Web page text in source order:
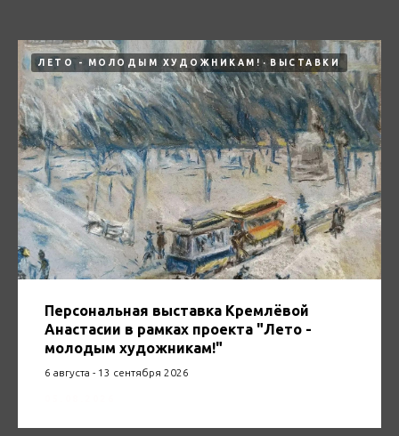
ЛЕТО - МОЛОДЫМ ХУДОЖНИКАМ! ВЫСТАВКИ
Персональная выставка Кремлёвой
Анастасии в рамках проекта "Лето -
молодым художникам!"
6 августа - 13 сентября 2026